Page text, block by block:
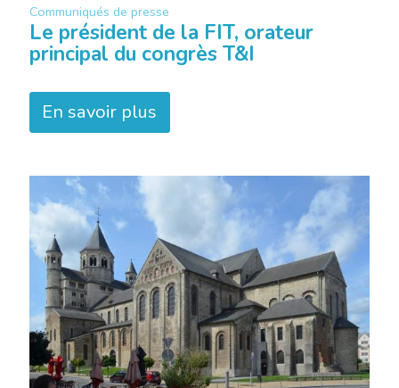
Communiqués de presse
Le président de la FIT, orateur
principal du congrès T&I
En savoir plus